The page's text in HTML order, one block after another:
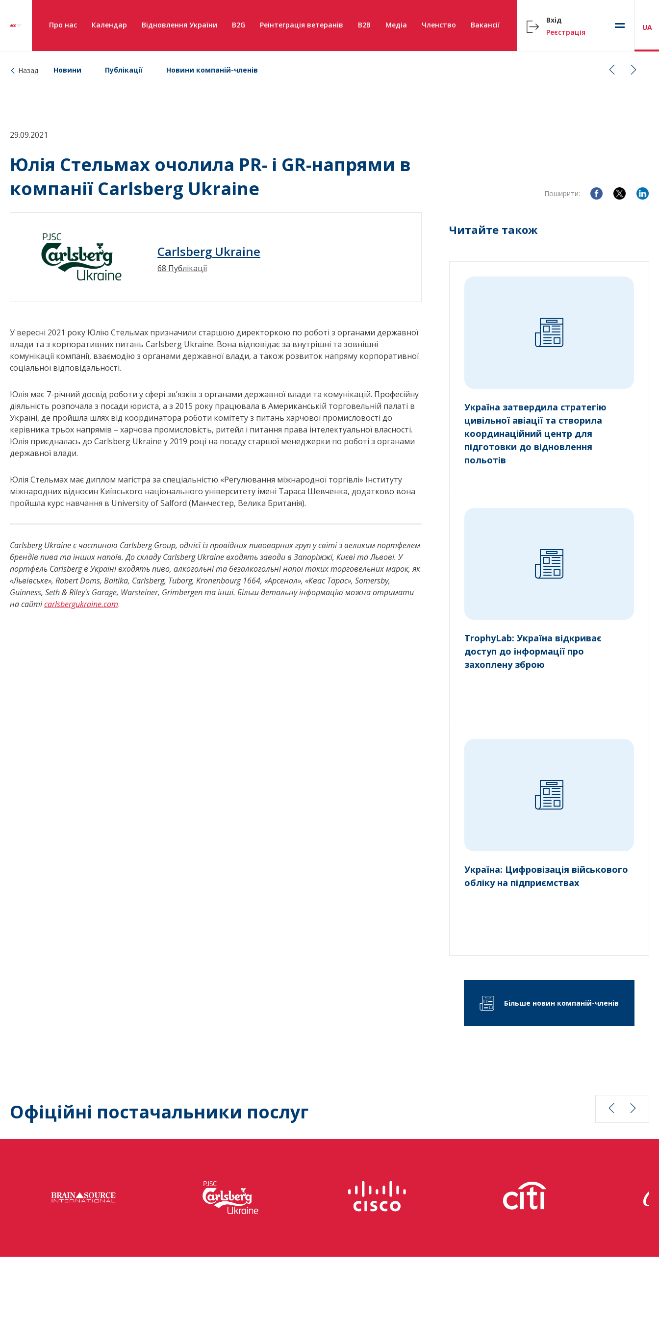
Про нас Календар Відновлення України B2G Реінтеграція ветеранів B2B Медіа Членство Вакансії
Вхід
Реєстрація
UA
Назад Новини Публікації Новини компаній-членів
29.09.2021
Юлія Стельмах очолила PR- і GR-напрями в
компанії Carlsberg Ukraine
Поширити:
Carlsberg Ukraine
68 Публікації
У вересні 2021 року Юлію Стельмах призначили старшою директоркою по роботі з органами державної
влади та з корпоративних питань Carlsberg Ukraine. Вона відповідає за внутрішні та зовнішні
комунікації компанії, взаємодію з органами державної влади, а також розвиток напряму корпоративної
соціальної відповідальності.
Юлія має 7-річний досвід роботи у сфері зв’язків з органами державної влади та комунікацій. Професійну
діяльність розпочала з посади юриста, а з 2015 року працювала в Американській торговельній палаті в
Україні, де пройшла шлях від координатора роботи комітету з питань харчової промисловості до
керівника трьох напрямів – харчова промисловість, ритейл і питання права інтелектуальної власності.
Юлія приєдналась до Carlsberg Ukraine у 2019 році на посаду старшої менеджерки по роботі з органами
державної влади.
Юлія Стельмах має диплом магістра за спеціальністю «Регулювання міжнародної торгівлі» Інституту
міжнародних відносин Київського національного університету імені Тараса Шевченка, додатково вона
пройшла курс навчання в University of Salford (Манчестер, Велика Британія).
Carlsberg Ukraine є частиною Carlsberg Group, однієї із провідних пивоварних груп у світі з великим портфелем
брендів пива та інших напоїв.До складу Carlsberg Ukraine входять заводи в Запоріжжі, Києві та Львові. У
портфель Carlsberg в Україні входять пиво, алкогольні та безалкогольні напої таких торговельних марок, як
«Львівське», Robert Doms, Baltika, Carlsberg, Tuborg, Kronenbourg 1664, «Арсенал», «Квас Тарас», Somersby,
Guinness, Seth & Riley's Garage, Warsteiner, Grimbergen та інші. Більш детальну інформацію можна отримати
на сайтіcarlsbergukraine.com.
Читайте також
Україна затвердила стратегію
цивільної авіації та створила
координаційний центр для
підготовки до відновлення
польотів
TrophyLab: Україна відкриває
доступ до інформації про
захоплену зброю
Україна: Цифровізація військового
обліку на підприємствах
Більше новин компаній-членів
Офіційні постачальники послуг